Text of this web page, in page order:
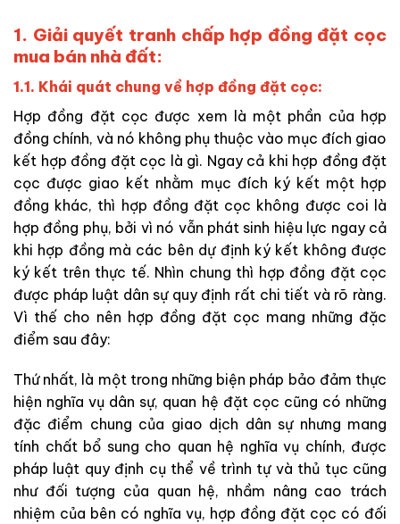
1. Giải quyết tranh chấp hợp đồng đặt cọc
mua bán nhà đất:
1.1. Khái quát chung về hợp đồng đặt cọc:
Hợp đồng đặt cọc được xem là một phần của hợp
đồng chính, và nó không phụ thuộc vào mục đích giao
kết hợp đồng đặt cọc là gì. Ngay cả khi hợp đồng đặt
cọc được giao kết nhằm mục đích ký kết một hợp
đồng khác, thì hợp đồng đặt cọc không được coi là
hợp đồng phụ, bởi vì nó vẫn phát sinh hiệu lực ngay cả
khi hợp đồng mà các bên dự định ký kết không được
ký kết trên thực tế. Nhìn chung thì hợp đồng đặt cọc
được pháp luật dân sự quy định rất chi tiết và rõ ràng.
Vì thế cho nên hợp đồng đặt cọc mang những đặc
điểm sau đây:
Thứ nhất, là một trong những biện pháp bảo đảm thực
hiện nghĩa vụ dân sự, quan hệ đặt cọc cũng có những
đặc điểm chung của giao dịch dân sự nhưng mang
tính chất bổ sung cho quan hệ nghĩa vụ chính, được
pháp luật quy định cụ thể về trình tự và thủ tục cũng
như đối tượng của quan hệ, nhầm nâng cao trách
nhiệm của bên có nghĩa vụ, hợp đồng đặt cọc có đối